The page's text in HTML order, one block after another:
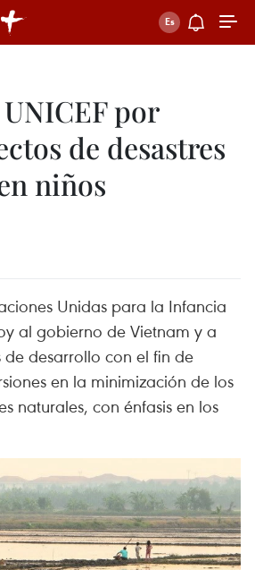
por
de desastres
niños
Unidas para la Infancia
al gobierno de Vietnam y a
desarrollo con el fin de
en la minimización de los
naturales, con énfasis en los